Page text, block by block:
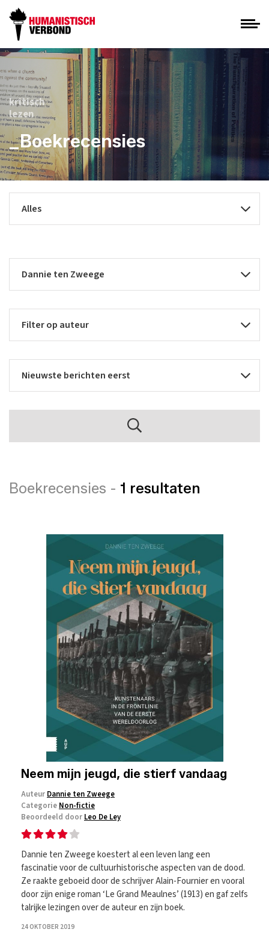
kritisch
lezen
_Boekrecensies
Boekrecensies - 1 resultaten
Neem mijn jeugd, die stierf vandaag
Auteur Dannie ten Zweege
Categorie Non-fictie
Beoordeeld door Leo De Ley
Dannie ten Zweege koestert al een leven lang een
fascinatie voor de cultuurhistorische aspecten van de dood.
Ze raakte geboeid door de schrijver Alain-Fournier en vooral
door zijn enige roman ‘Le Grand Meaulnes’ (1913) en gaf zelfs
talrijke lezingen over de auteur en zijn boek.
24 OKTOBER 2019